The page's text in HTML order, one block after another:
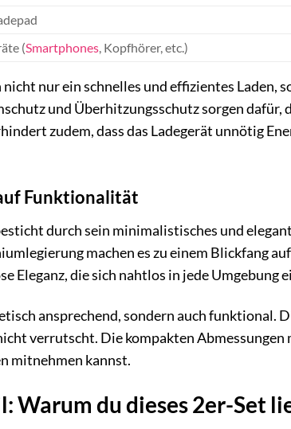
(Smartphones, Kopfhörer, etc.)
nur ein schnelles und effizientes Laden,
und Überhitzungsschutz sorgen dafür,
zudem, dass das Ladegerät unnötig
Funktionalität
durch sein minimalistisches und
machen es zu einem Blickfang
Eleganz, die sich nahtlos in jede Umgebung
ansprechend, sondern auch funktional.
verrutscht. Die kompakten
mitnehmen kannst.
Warum du dieses 2er-Set